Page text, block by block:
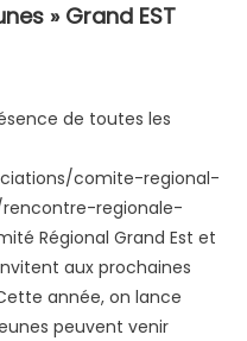
» Grand EST
de toutes les
comite-regional-
regionale-
Régional Grand Est et
aux prochaines
année, on lance
peuvent venir